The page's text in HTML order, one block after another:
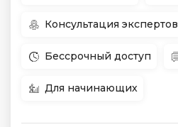
Консультация экспертов
Бессрочный доступ
Для начинающих